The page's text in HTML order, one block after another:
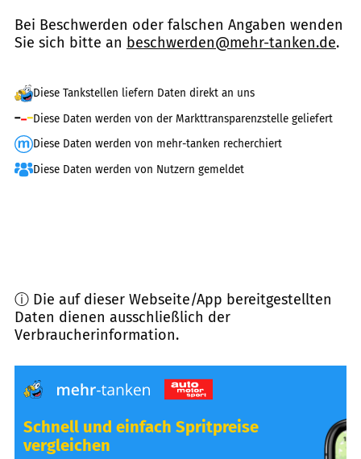
Bei Beschwerden oder falschen Angaben wenden
Sie sich bitte an beschwerden@mehr-tanken.de.
Diese Tankstellen liefern Daten direkt an uns
Diese Daten werden von der Markttransparenzstelle geliefert
Diese Daten werden von mehr-tanken recherchiert
Diese Daten werden von Nutzern gemeldet
ⓘ Die auf dieser Webseite/App bereitgestellten
Daten dienen ausschließlich der
Verbraucherinformation.
Schnell und einfach Spritpreise
vergleichen